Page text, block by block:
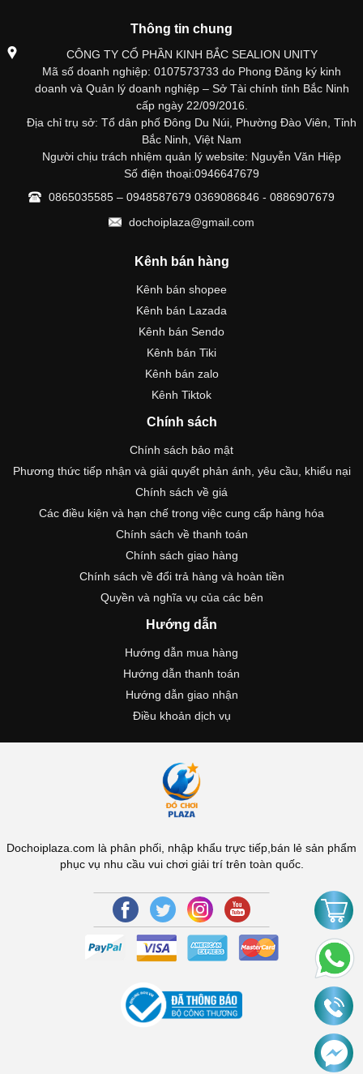
Thông tin chung
CÔNG TY CỔ PHẦN KINH BẮC SEALION UNITY
Mã số doanh nghiệp: 0107573733 do Phong Đăng ký kinh
doanh và Quản lý doanh nghiệp – Sở Tài chính tỉnh Bắc Ninh
cấp ngày 22/09/2016.
Địa chỉ trụ sở: Tổ dân phố Đông Du Núi, Phường Đào Viên, Tỉnh
Bắc Ninh, Việt Nam
Người chịu trách nhiệm quản lý website: Nguyễn Văn Hiệp
Số điện thoại:0946647679
0865035585 – 0948587679 0369086846 - 0886907679
dochoiplaza@gmail.com
Kênh bán hàng
Kênh bán shopee
Kênh bán Lazada
Kênh bán Sendo
Kênh bán Tiki
Kênh bán zalo
Kênh Tiktok
Chính sách
Chính sách bảo mật
Phương thức tiếp nhận và giải quyết phản ánh, yêu cầu, khiếu nại
Chính sách về giá
Các điều kiện và hạn chế trong việc cung cấp hàng hóa
Chính sách về thanh toán
Chính sách giao hàng
Chính sách về đổi trả hàng và hoàn tiền
Quyền và nghĩa vụ của các bên
Hướng dẫn
Hướng dẫn mua hàng
Hướng dẫn thanh toán
Hướng dẫn giao nhận
Điều khoản dịch vụ
Dochoiplaza.com là phân phối, nhập khẩu trực tiếp,bán lẻ sản phẩm
phục vụ nhu cầu vui chơi giải trí trên toàn quốc.